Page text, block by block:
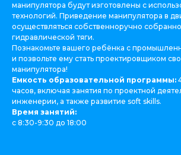
манипулятора будут изготовлены с
технологий. Приведение манипулятора в
осуществляться собственноручно
гидравлической тяги.
Познакомьте вашего ребёнка с
и позвольте ему стать проектировщиком
манипулятора!
Емкость образовательной программы:
часов, включая занятия по проектной
инженерии, а также развитие soft skills.
Время занятий:
с 8:30-9:30 до 18:00